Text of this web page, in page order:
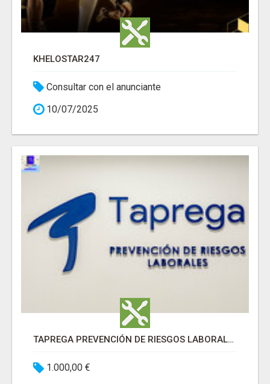
KHELOSTAR247
Consultar con el anunciante
10/07/2025
TAPREGA PREVENCIÓN DE RIESGOS LABORALES
1.000,00 €